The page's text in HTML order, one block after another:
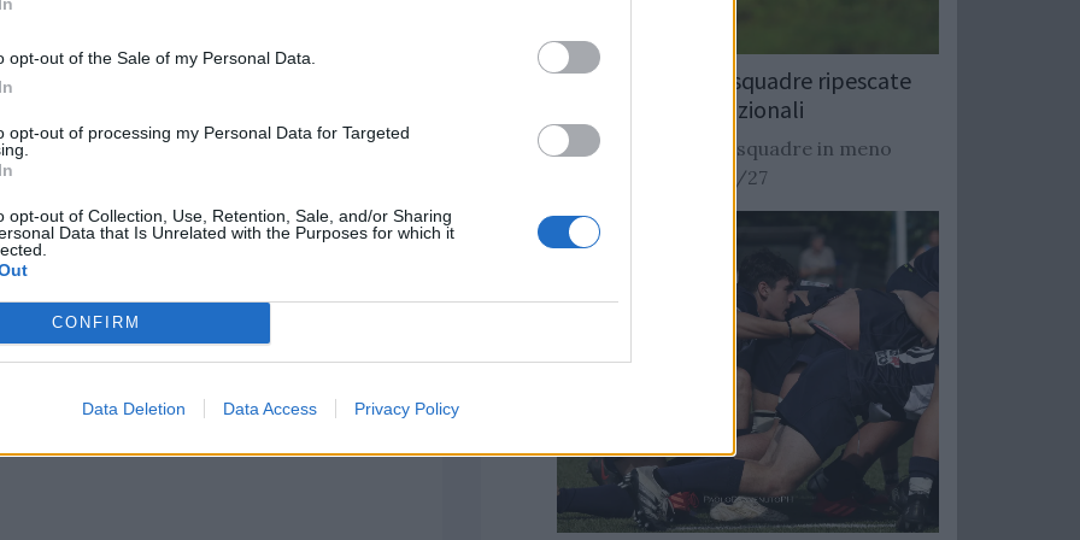
opt-out of the Sale of my Personal Data.
opt-out of processing my Personal Data for Targeted
opt-out of Collection, Use, Retention, Sale, and/or Sharing
Data that Is Unrelated with the Purposes for which it
CONFIRM
Data Deletion Data Access Privacy Policy
pioggia. Dovremo essere
e giocare molto nel
che farà una grande
Rugby: Record di squadre ripescate
nei campionati nazionali
Si stimano oltre 20 squadre in meno
dalla stagione 2026/27